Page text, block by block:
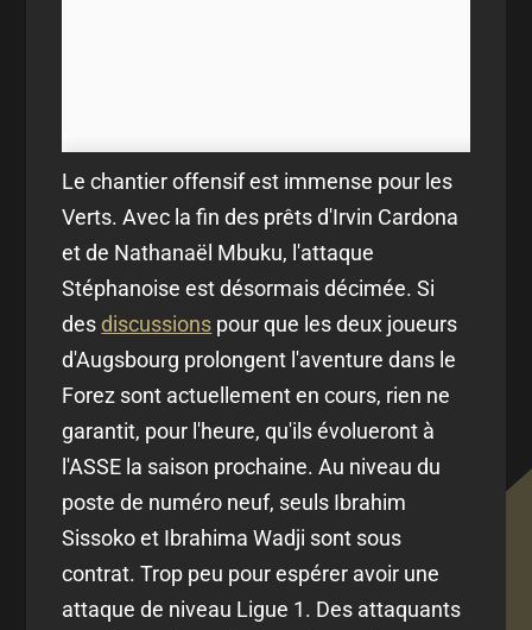
Le chantier offensif est immense pour les
Verts. Avec la fin des prêts d'Irvin Cardona
et de Nathanaël Mbuku, l'attaque
Stéphanoise est désormais décimée. Si
des discussions pour que les deux joueurs
d'Augsbourg prolongent l'aventure dans le
Forez sont actuellement en cours, rien ne
garantit, pour l'heure, qu'ils évolueront à
l'ASSE la saison prochaine. Au niveau du
poste de numéro neuf, seuls Ibrahim
Sissoko et Ibrahima Wadji sont sous
contrat. Trop peu pour espérer avoir une
attaque de niveau Ligue 1. Des attaquants